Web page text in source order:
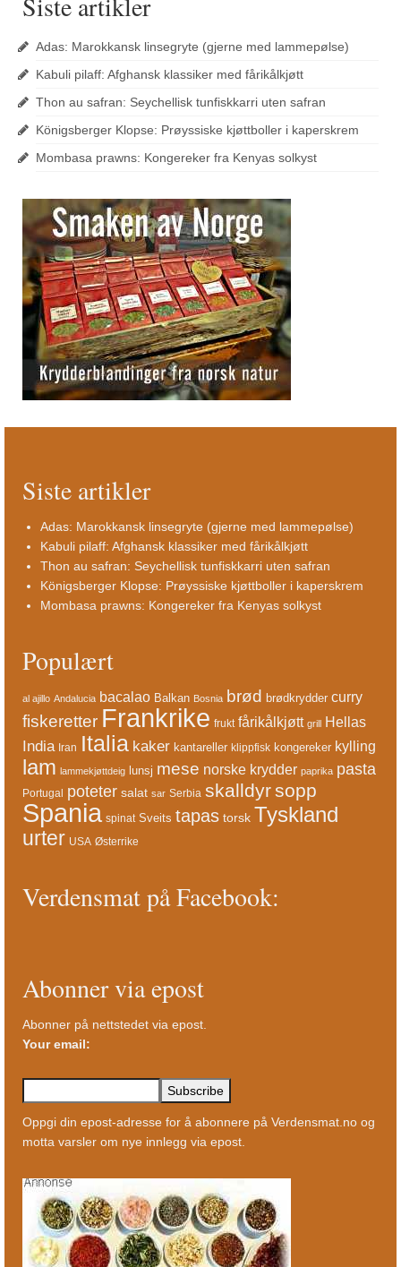
Adas: Marokkansk linsegryte (gjerne med lammepølse)
Kabuli pilaff: Afghansk klassiker med fårikålkjøtt
Thon au safran: Seychellisk tunfiskkarri uten safran
Königsberger Klopse: Prøyssiske kjøttboller i kaperskrem
Mombasa prawns: Kongereker fra Kenyas solkyst
Siste artikler
Adas: Marokkansk linsegryte (gjerne med lammepølse)
Kabuli pilaff: Afghansk klassiker med fårikålkjøtt
Thon au safran: Seychellisk tunfiskkarri uten safran
Königsberger Klopse: Prøyssiske kjøttboller i kaperskrem
Mombasa prawns: Kongereker fra Kenyas solkyst
Populært
al ajillo Andalucia bacalao Balkan Bosnia brød brødkrydder curry
fiskeretter Frankrike frukt fårikålkjøtt grill Hellas
India Iran Italia kaker kantareller klippfisk kongereker kylling
lam lammekjøttdeig lunsj mese norske krydder paprika pasta
Portugal poteter salat sar Serbia skalldyrsopp
Spania spinat Sveits tapas torsk Tyskland
urter USA Østerrike
Verdensmat på Facebook:
Abonner via epost
Abonner på nettstedet via epost.
Your email:
Oppgi din epost-adresse for å abonnere på Verdensmat.no og
motta varsler om nye innlegg via epost.